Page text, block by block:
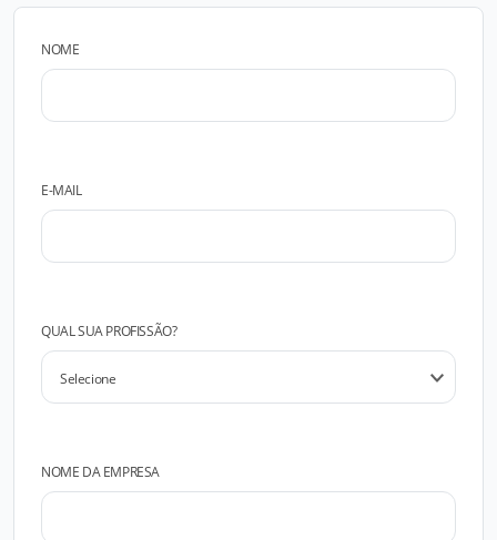
NOME
E-MAIL
QUAL SUA PROFISSÃO?
NOME DA EMPRESA